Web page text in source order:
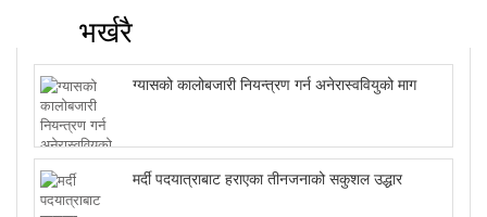
भर्खरै
ग्यासको कालोबजारी नियन्त्रण गर्न अनेरास्ववियुको माग
मर्दी पदयात्राबाट हराएका तीनजनाको सकुशल उद्धार